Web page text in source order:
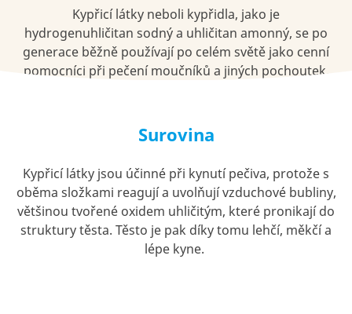
Kypřicí látky neboli kypřidla, jako je
hydrogenuhličitan sodný a uhličitan amonný, se po
generace běžně používají po celém světě jako cenní
pomocníci při pečení moučníků a jiných pochoutek.
Surovina
Kypřicí látky jsou účinné při kynutí pečiva, protože s
oběma složkami reagují a uvolňují vzduchové bubliny,
většinou tvořené oxidem uhličitým, které pronikají do
struktury těsta. Těsto je pak díky tomu lehčí, měkčí a
lépe kyne.